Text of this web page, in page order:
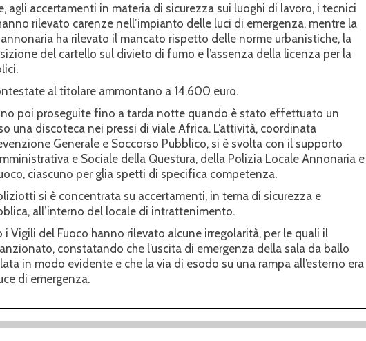
agli accertamenti in materia di sicurezza sui luoghi di lavoro, i tecnici
rilevato carenze nell’impianto delle luci di emergenza, mentre la
ha rilevato il mancato rispetto delle norme urbanistiche, la
del cartello sul divieto di fumo e l’assenza della licenza per la
al titolare ammontano a 14.600 euro.
poi proseguite fino a tarda notte quando è stato effettuato un
una discoteca nei pressi di viale Africa. L’attività, coordinata
Generale e Soccorso Pubblico, si è svolta con il supporto
e Sociale della Questura, della Polizia Locale Annonaria e
ciascuno per glia spetti di specifica competenza.
si è concentrata su accertamenti, in tema di sicurezza e
all’interno del locale di intrattenimento.
i Vigili del Fuoco hanno rilevato alcune irregolarità, per le quali il
constatando che l’uscita di emergenza della sala da ballo
in modo evidente e che la via di esodo su una rampa all’esterno era
di emergenza.